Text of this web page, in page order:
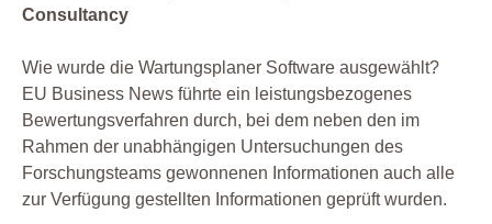
Consultancy
Wie wurde die Wartungsplaner Software ausgewählt?
EU Business News führte ein leistungsbezogenes
Bewertungsverfahren durch, bei dem neben den im
Rahmen der unabhängigen Untersuchungen des
Forschungsteams gewonnenen Informationen auch alle
zur Verfügung gestellten Informationen geprüft wurden.